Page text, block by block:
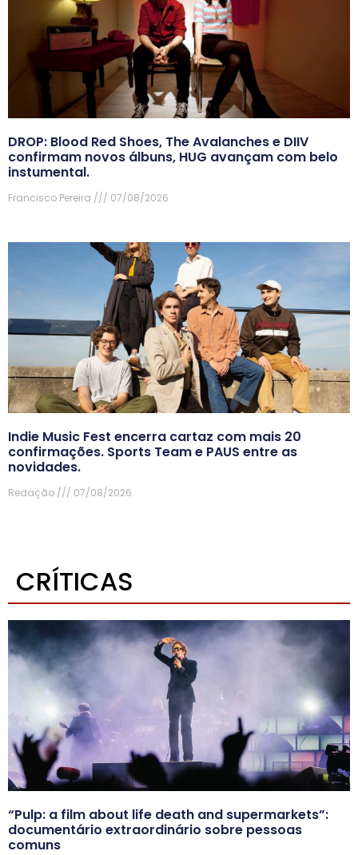
DROP: Blood Red Shoes, The Avalanches e DIIV
confirmam novos álbuns, HUG avançam com belo
instumental.
Francisco Pereira 07/08/2026
Indie Music Fest encerra cartaz com mais 20
confirmações. Sports Team e PAUS entre as
novidades.
Redação 07/08/2026
CRÍTICAS
“Pulp: a film about life death and supermarkets”:
documentário extraordinário sobre pessoas
comuns